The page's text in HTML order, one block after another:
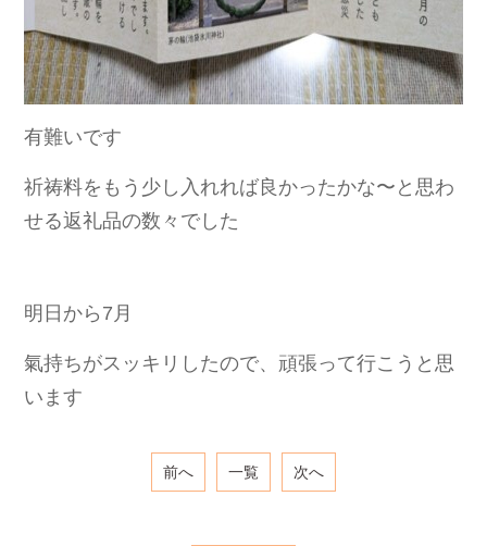
有難いです
祈祷料をもう少し入れれば良かったかな〜と思わ
せる返礼品の数々でした
明日から7月
氣持ちがスッキリしたので、頑張って行こうと思
います
前へ 一覧 次へ